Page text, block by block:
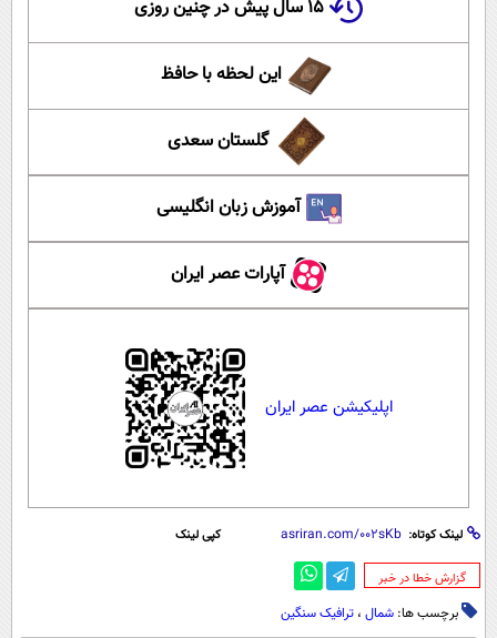
۱۵ سال پیش در چنین روزی
این لحظه با حافظ
گلستان سعدی
آموزش زبان انگلیسی
آپارات عصر ایران
اپلیکیشن عصر ایران
لینک کوتاه: کپی لینک
‌گزارش خطا در خبر
برچسب ها: شمال ، ترافیک سنگین